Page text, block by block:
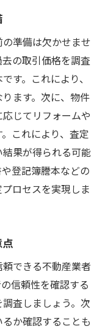
価する
予測
た査定精度の向
提案
での中古物件売
法
ン掲載のコツ
クを売却戦略に
と心構え
準備は欠かせませ
の取引価格を調査
す。これにより、
ます。次に、物件
じてリフォームや
これにより、査定
果が得られる可能
登記簿謄本などの
ロセスを実現しま
できる不動産業者
信頼性を確認する
査しましょう。次
か確認することも